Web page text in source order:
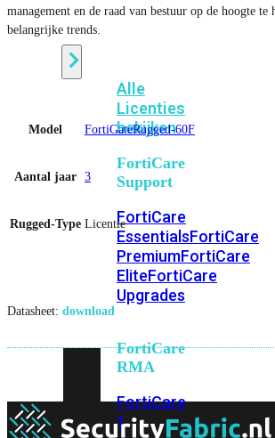
Licentie
Alle
Licenties
bekijken
FortiCare
Support
FortiCare
EssentialsFortiCare
PremiumFortiCare
EliteFortiCare
Upgrades
FortiCare
RMA
FortiCare
1
management en de raad van bestuur op de hoogte te
belangrijke trends.
Model FortiGateRugged-60F
Aantal jaar 3
Rugged-Type Licentie
Datasheet: download